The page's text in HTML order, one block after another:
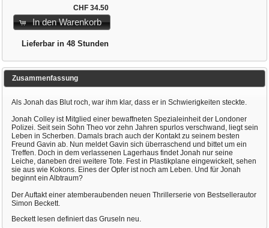
CHF 34.50
In den Warenkorb
Lieferbar in 48 Stunden
Zusammenfassung
Als Jonah das Blut roch, war ihm klar, dass er in Schwierigkeiten steckte.
Jonah Colley ist Mitglied einer bewaffneten Spezialeinheit der Londoner
Polizei. Seit sein Sohn Theo vor zehn Jahren spurlos verschwand, liegt sein
Leben in Scherben. Damals brach auch der Kontakt zu seinem besten
Freund Gavin ab. Nun meldet Gavin sich überraschend und bittet um ein
Treffen. Doch in dem verlassenen Lagerhaus findet Jonah nur seine
Leiche, daneben drei weitere Tote. Fest in Plastikplane eingewickelt, sehen
sie aus wie Kokons. Eines der Opfer ist noch am Leben. Und für Jonah
beginnt ein Albtraum?
Der Auftakt einer atemberaubenden neuen Thrillerserie von Bestsellerautor
Simon Beckett.
Beckett lesen definiert das Gruseln neu.